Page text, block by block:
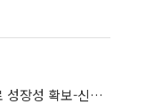
롯데푸드, 그룹 식품 유통 사업 전담으로 성장성 확보-신영증권